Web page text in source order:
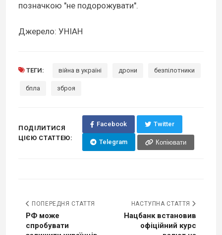
позначкою "не подорожувати".
Джерело: УНІАН
ТЕГИ: війна в україні дрони безпілотники
бпла зброя
ПОДІЛИТИСЯ
ЦІЄЮ СТАТТЕЮ:
Facebook Twitter
Telegram Копіювати
ПОПЕРЕДНЯ СТАТТЯ
РФ може
спробувати
НАСТУПНА СТАТТЯ
Нацбанк встановив
офіційний курс